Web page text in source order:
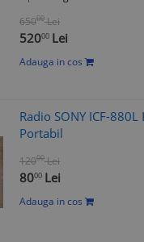
65000 Lei
52000 Lei
Adauga in cos
Radio SONY ICF-
Portabil
12000 Lei
8000 Lei
Adauga in cos